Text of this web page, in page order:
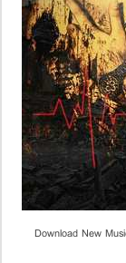
Download New